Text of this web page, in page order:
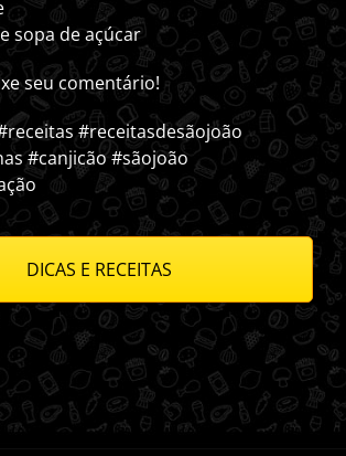
sopa de açúcar
seu comentário!
#receitasdesãojoão
#canjicão #sãojoão
DICAS E RECEITAS